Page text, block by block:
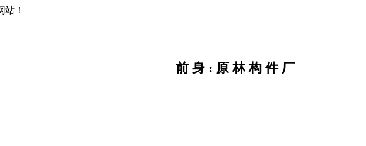
！
前 身 : 原 林 构 件 厂